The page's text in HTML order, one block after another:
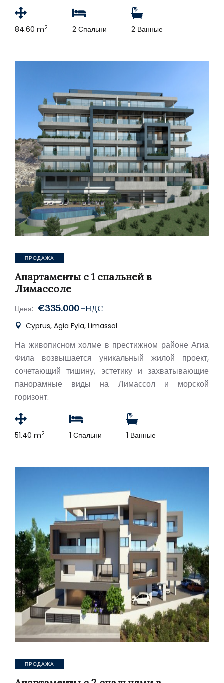
84.60 m2 2 Спальни 2 Ванные
ПРОДАЖА
Апартаменты с 1 спальней в
Лимассоле
Цена: €335.000 +НДС
Cyprus, Agia Fyla, Limassol
На живописном холме в престижном районе Агиа
Фила возвышается уникальный жилой проект,
сочетающий тишину, эстетику и захватывающие
панорамные виды на Лимассол и морской
горизонт.
51.40 m2 1 Спальни 1 Ванные
ПРОДАЖА